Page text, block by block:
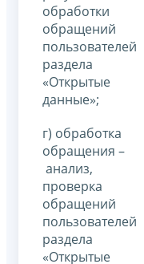
обработки
обращений
пользователей
раздела
«Открытые
данные»;
г) обработка
обращения –
анализ,
проверка
обращений
пользователей
раздела
«Открытые